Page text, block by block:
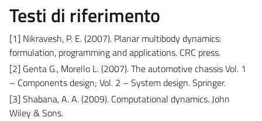
Testi di riferimento
[1] Nikravesh, P. E. (2007). Planar multibody dynamics:
formulation, programming and applications. CRC press.
[2] Genta G., Morello L. (2007). The automotive chassis Vol. 1
– Components design; Vol. 2 – System design. Springer.
[3] Shabana, A. A. (2009). Computational dynamics. John
Wiley & Sons.